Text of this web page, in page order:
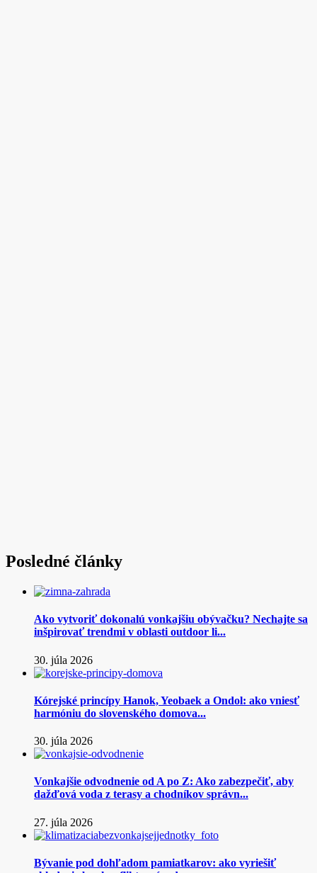
Posledné články
Ako vytvoriť dokonalú vonkajšiu obývačku? Nechajte sa
inšpirovať trendmi v oblasti outdoor li...
30. júla 2026
Kórejské princípy Hanok, Yeobaek a Ondol: ako vniesť
harmóniu do slovenského domova...
30. júla 2026
Vonkajšie odvodnenie od A po Z: Ako zabezpečiť, aby
dažďová voda z terasy a chodníkov správn...
27. júla 2026
Bývanie pod dohľadom pamiatkarov: ako vyriešiť